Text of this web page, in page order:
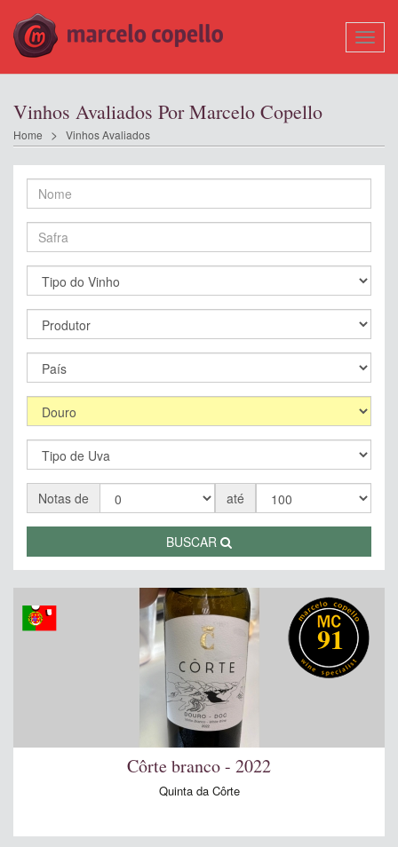
Vinhos Avaliados Por Marcelo Copello
Home Vinhos Avaliados
Notas de até
BUSCAR
91
Côrte branco - 2022
Quinta da Côrte